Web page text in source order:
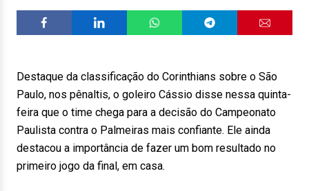
Destaque da classificação do Corinthians sobre o São
Paulo, nos pênaltis, o goleiro Cássio disse nessa quinta-
feira que o time chega para a decisão do Campeonato
Paulista contra o Palmeiras mais confiante. Ele ainda
destacou a importância de fazer um bom resultado no
primeiro jogo da final, em casa.